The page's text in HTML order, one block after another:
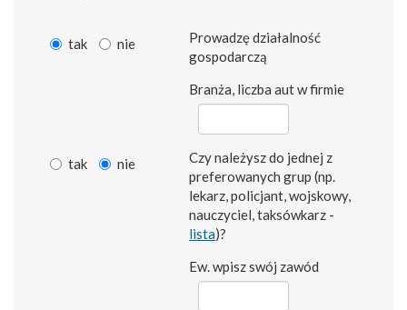
tak nie
Prowadzę działalność
gospodarczą
Branża, liczba aut w firmie
tak nie
Czy należysz do jednej z
preferowanych grup (np.
lekarz, policjant, wojskowy,
nauczyciel, taksówkarz -
lista)?
Ew. wpisz swój zawód